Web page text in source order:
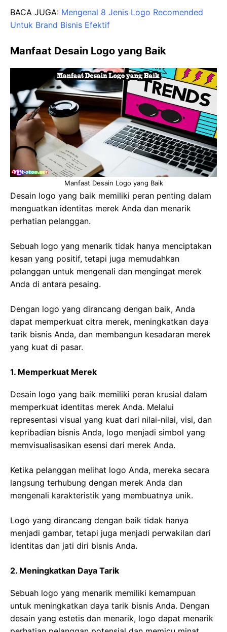
BACA JUGA: Mengenal 8 Jenis Logo Recomended
Untuk Brand Bisnis Efektif
Manfaat Desain Logo yang Baik
Manfaat Desain Logo yang Baik
Desain logo yang baik memiliki peran penting dalam
menguatkan identitas merek Anda dan menarik
perhatian pelanggan.
Sebuah logo yang menarik tidak hanya menciptakan
kesan yang positif, tetapi juga memudahkan
pelanggan untuk mengenali dan mengingat merek
Anda di antara pesaing.
Dengan logo yang dirancang dengan baik, Anda
dapat memperkuat citra merek, meningkatkan daya
tarik bisnis Anda, dan membangun kesadaran merek
yang kuat di pasar.
1. Memperkuat Merek
Desain logo yang baik memiliki peran krusial dalam
memperkuat identitas merek Anda. Melalui
representasi visual yang kuat dari nilai-nilai, visi, dan
kepribadian bisnis Anda, logo menjadi simbol yang
memvisualisasikan esensi dari merek Anda.
Ketika pelanggan melihat logo Anda, mereka secara
langsung terhubung dengan merek Anda dan
mengenali karakteristik yang membuatnya unik.
Logo yang dirancang dengan baik tidak hanya
menjadi gambar, tetapi juga menjadi perwakilan dari
identitas dan jati diri bisnis Anda.
2. Meningkatkan Daya Tarik
Sebuah logo yang menarik memiliki kemampuan
untuk meningkatkan daya tarik bisnis Anda. Dengan
desain yang estetis dan menarik, logo dapat menarik